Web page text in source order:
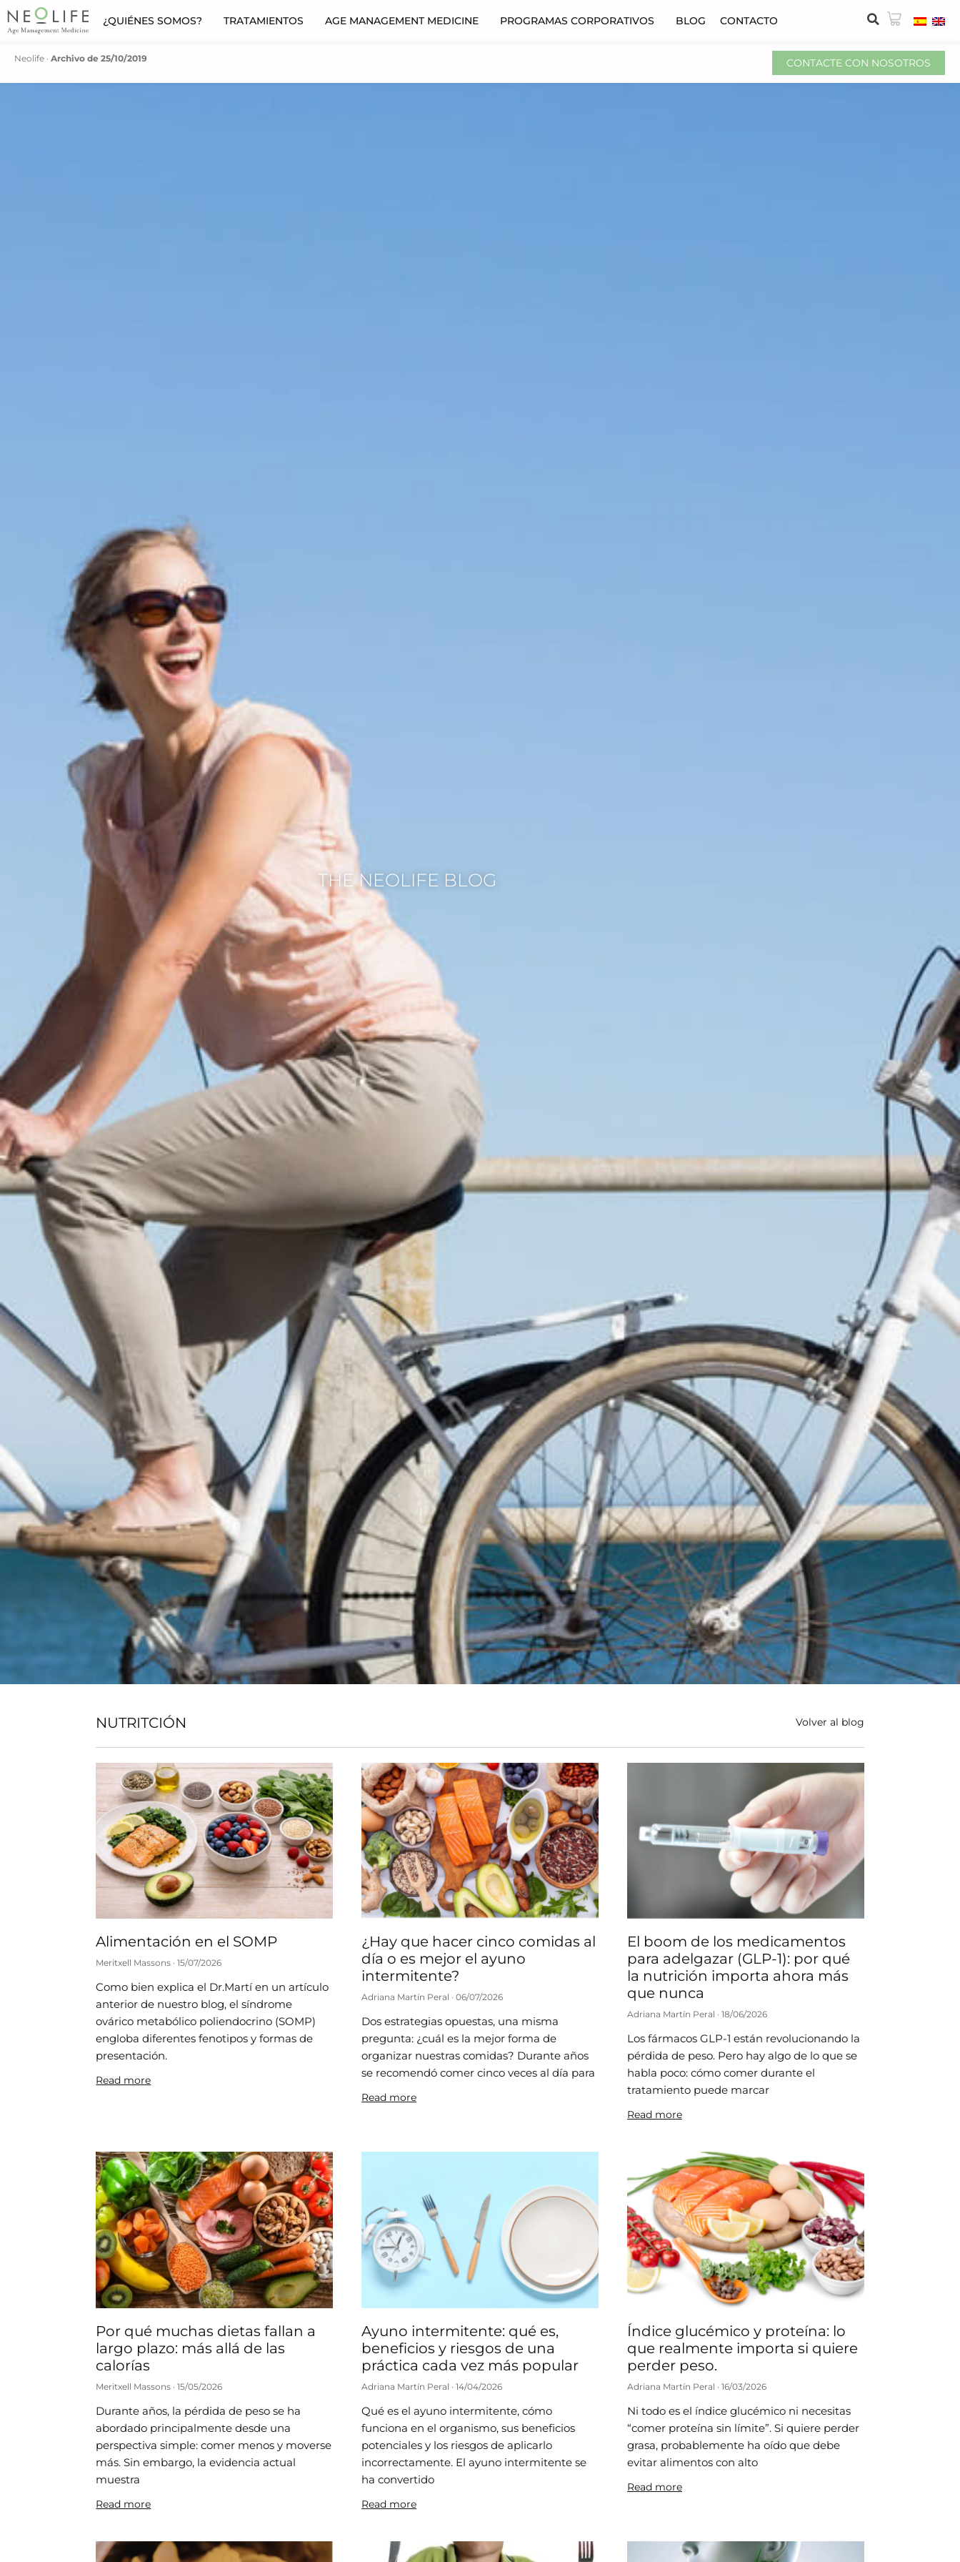
¿QUIÉNES SOMOS? TRATAMIENTOS AGE MANAGEMENT MEDICINE PROGRAMAS CORPORATIVOS BLOG CONTACTO
Neolife · Archivo de 25/10/2019 CONTACTE CON NOSOTROS
THE NEOLIFE BLOG
NUTRITCIÓN Volver al blog
Alimentación en el SOMP
Meritxell Massons 15/07/2026
Como bien explica el Dr.Martí en un artículo
anterior de nuestro blog, el síndrome
ovárico metabólico poliendocrino (SOMP)
engloba diferentes fenotipos y formas de
presentación.
Read more
¿Hay que hacer cinco comidas al
día o es mejor el ayuno
intermitente?
Adriana Martín Peral 06/07/2026
Dos estrategias opuestas, una misma
pregunta: ¿cuál es la mejor forma de
organizar nuestras comidas? Durante años
se recomendó comer cinco veces al día para
Read more
El boom de los medicamentos
para adelgazar (GLP-1): por qué
la nutrición importa ahora más
que nunca
Adriana Martín Peral 18/06/2026
Los fármacos GLP-1 están revolucionando la
pérdida de peso. Pero hay algo de lo que se
habla poco: cómo comer durante el
tratamiento puede marcar
Read more
Por qué muchas dietas fallan a
largo plazo: más allá de las
calorías
Meritxell Massons 15/05/2026
Durante años, la pérdida de peso se ha
abordado principalmente desde una
perspectiva simple: comer menos y moverse
más. Sin embargo, la evidencia actual
muestra
Read more
Ayuno intermitente: qué es,
beneficios y riesgos de una
práctica cada vez más popular
Adriana Martín Peral 14/04/2026
Qué es el ayuno intermitente, cómo
funciona en el organismo, sus beneficios
potenciales y los riesgos de aplicarlo
incorrectamente. El ayuno intermitente se
ha convertido
Read more
Índice glucémico y proteína: lo
que realmente importa si quiere
perder peso.
Adriana Martín Peral 16/03/2026
Ni todo es el índice glucémico ni necesitas
“comer proteína sin límite”. Si quiere perder
grasa, probablemente ha oído que debe
evitar alimentos con alto
Read more